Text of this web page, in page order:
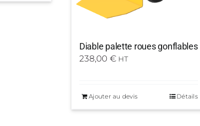
Diable palette roues gonflables
238,00 € HT
Ajouter au devis Détails